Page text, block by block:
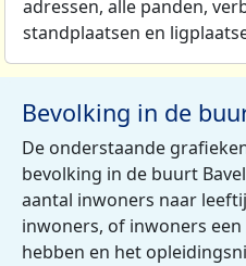
adressen, alle panden,
standplaatsen en
Bevolking in de
De onderstaande
bevolking in de buurt
aantal inwoners naar
inwoners, of inwoners
hebben en het